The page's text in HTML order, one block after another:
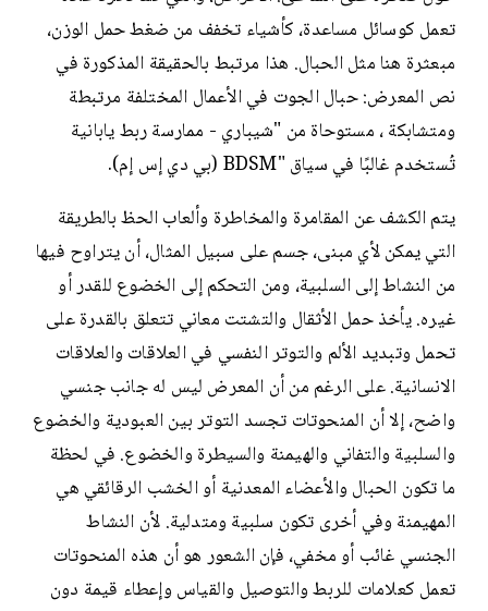
تعمل كوسائل مساعدة، كأشياء تخفف من ضغط حمل الوزن،
مبعثرة هنا مثل الحبال. هذا مرتبط بالحقيقة المذكورة في
نص المعرض: حبال الجوت في الأعمال المختلفة مرتبطة
ومتشابكة ، مستوحاة من "شيباري - ممارسة ربط يابانية
تُستخدم غالبًا في سياق "BDSM (بي دي إس إم).
يتم الكشف عن المقامرة والمخاطرة وألعاب الحظ بالطريقة
التي يمكن لأي مبنى، جسم على سبيل المثال، أن يتراوح فيها
من النشاط إلى السلبية، ومن التحكم إلى الخضوع للقدر أو
غيره. يأخذ حمل الأثقال والتشتت معاني تتعلق بالقدرة على
تحمل وتبديد الألم والتوتر النفسي في العلاقات والعلاقات
الانسانية. على الرغم من أن المعرض ليس له جانب جنسي
واضح، إلا أن المنحوتات تجسد التوتر بين العبودية والخضوع
والسلبية والتفاني والهيمنة والسيطرة والخضوع. في لحظة
ما تكون الحبال والأعضاء المعدنية أو الخشب الرقائقي هي
المهيمنة وفي أخرى تكون سلبية ومتدلية. لأن النشاط
الجنسي غائب أو مخفي، فإن الشعور هو أن هذه المنحوتات
تعمل كعلامات للربط والتوصيل والقياس وإعطاء قيمة دون